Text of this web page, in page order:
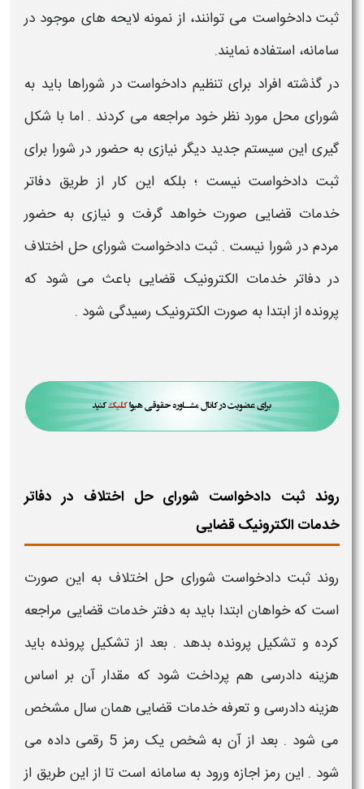
ثبت دادخواست می توانند، از نمونه لایحه های موجود در
سامانه، استفاده نمایند.
در گذشته افراد برایتنظیم دادخواستدر شوراها باید به
شورای محل مورد نظر خود مراجعه می کردند . اما با شکل
گیری این سیستم جدید دیگر نیازی به حضور در شورا برای
ثبت دادخواستنیست ؛ بلکه این کار از طریق دفاتر
خدمات قضایی صورت خواهد گرفت و نیازی به حضور
مردم در شورا نیست .ثبت دادخواست شورای حل اختلاف
در دفاتر خدمات الکترونیک قضایی باعث می شود که
پرونده از ابتدا به صورت الکترونیک رسیدگی شود .
روند ثبت دادخواست شورای حل اختلاف در دفاتر
خدمات الکترونیک قضایی
روند ثبت دادخواست شورای حل اختلاف به این صورت
است کهخواهان ابتدا باید به دفتر خدمات قضایی مراجعه
کرده و تشکیل پرونده بدهد . بعد از تشکیل پرونده باید
هزینه دادرسی هم پرداخت شود که مقدار آن بر اساس
هزینه دادرسی و تعرفهخدمات قضایی همان سال مشخص
می شود . بعد از آن به شخص یک رمز 5 رقمی داده می
شود . این رمز اجازه ورود به سامانه است تا از این طریق از